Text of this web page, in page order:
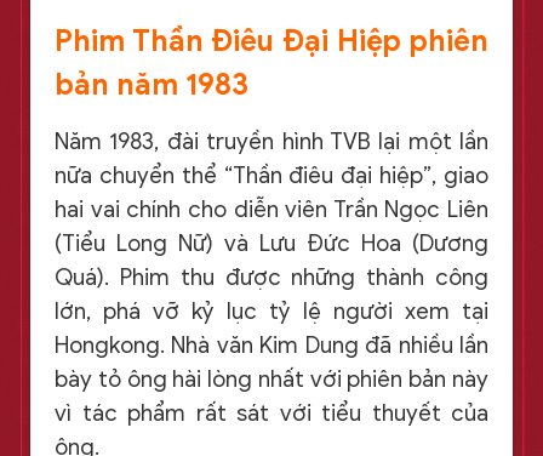
Phim Thần Điêu Đại Hiệp phiên
bản năm 1983
Năm 1983, đài truyền hình TVB lại một lần
nữa chuyển thể “Thần điêu đại hiệp”, giao
hai vai chính cho diễn viên Trần Ngọc Liên
(Tiểu Long Nữ) và Lưu Đức Hoa (Dương
Quá). Phim thu được những thành công
lớn, phá vỡ kỷ lục tỷ lệ người xem tại
Hongkong. Nhà văn Kim Dung đã nhiều lần
bày tỏ ông hài lòng nhất với phiên bản này
vì tác phẩm rất sát với tiểu thuyết của
ông.